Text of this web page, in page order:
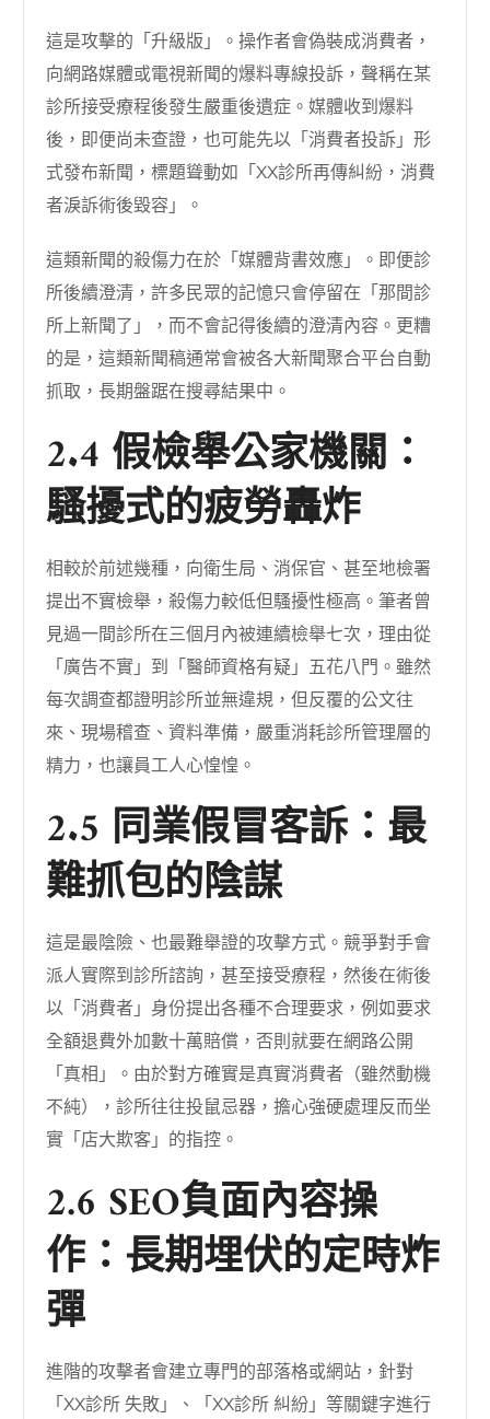
這是攻擊的「升級版」。操作者會偽裝成消費者，
向網路媒體或電視新聞的爆料專線投訴，聲稱在某
診所接受療程後發生嚴重後遺症。媒體收到爆料
後，即便尚未查證，也可能先以「消費者投訴」形
式發布新聞，標題聳動如「XX診所再傳糾紛，消費
者淚訴術後毀容」。
這類新聞的殺傷力在於「媒體背書效應」。即便診
所後續澄清，許多民眾的記憶只會停留在「那間診
所上新聞了」，而不會記得後續的澄清內容。更糟
的是，這類新聞稿通常會被各大新聞聚合平台自動
抓取，長期盤踞在搜尋結果中。
2.4 假檢舉公家機關：
騷擾式的疲勞轟炸
相較於前述幾種，向衛生局、消保官、甚至地檢署
提出不實檢舉，殺傷力較低但騷擾性極高。筆者曾
見過一間診所在三個月內被連續檢舉七次，理由從
「廣告不實」到「醫師資格有疑」五花八門。雖然
每次調查都證明診所並無違規，但反覆的公文往
來、現場稽查、資料準備，嚴重消耗診所管理層的
精力，也讓員工人心惶惶。
2.5 同業假冒客訴：最
難抓包的陰謀
這是最陰險、也最難舉證的攻擊方式。競爭對手會
派人實際到診所諮詢，甚至接受療程，然後在術後
以「消費者」身份提出各種不合理要求，例如要求
全額退費外加數十萬賠償，否則就要在網路公開
「真相」。由於對方確實是真實消費者（雖然動機
不純），診所往往投鼠忌器，擔心強硬處理反而坐
實「店大欺客」的指控。
2.6 SEO負面內容操
作：長期埋伏的定時炸
彈
進階的攻擊者會建立專門的部落格或網站，針對
「XX診所 失敗」、「XX診所 糾紛」等關鍵字進行